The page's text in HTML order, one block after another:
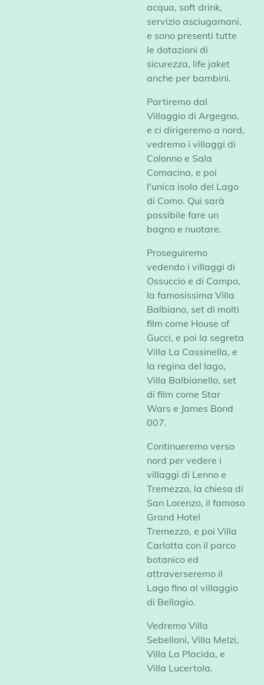
acqua, soft drink,
servizio asciugamani,
e sono presenti tutte
le dotazioni di
sicurezza, life jaket
anche per bambini.
Partiremo dal
Villaggio di Argegno,
e ci dirigeremo a nord,
vedremo i villaggi di
Colonno e Sala
Comacina, e poi
l'unica isola del Lago
di Como. Qui sarà
possibile fare un
bagno e nuotare.
Proseguiremo
vedendo i villaggi di
Ossuccio e di Campo,
la famosissima Villa
Balbiano, set di molti
film come House of
Gucci, e poi la segreta
Villa La Cassinella, e
la regina del lago,
Villa Balbianello, set
di film come Star
Wars e James Bond
007.
Continueremo verso
nord per vedere i
villaggi di Lenno e
Tremezzo, la chiesa di
San Lorenzo, il famoso
Grand Hotel
Tremezzo, e poi Villa
Carlotta con il parco
botanico ed
attraverseremo il
Lago fino al villaggio
di Bellagio.
Vedremo Villa
Sebelloni, Villa Melzi,
Villa La Placida, e
Villa Lucertola.